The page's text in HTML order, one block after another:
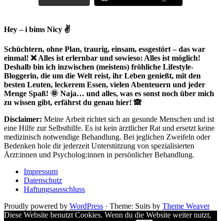
Hey – i bims Nicy ✌
Schüchtern, ohne Plan, traurig, einsam, essgestört – das war
einmal! ❌ Alles ist erlernbar und sowieso: Alles ist möglich!
Deshalb bin ich inzwischen (meistens) fröhliche Lifestyle-
Bloggerin, die um die Welt reist, ihr Leben genießt, mit den
besten Leuten, leckerem Essen, vielen Abenteuern und jeder
Menge Spaß! 🌞 Naja… und alles, was es sonst noch über mich
zu wissen gibt, erfährst du genau hier! 🙈
Disclaimer: Meine Arbeit richtet sich an gesunde Menschen und ist
eine Hilfe zur Selbsthilfe. Es ist kein ärztlicher Rat und ersetzt keine
medizinisch notwendige Behandlung. Bei jeglichen Zweifeln oder
Bedenken hole dir jederzeit Unterstützung von spezialisierten
Ärzt:innen und Psycholog:innen in persönlicher Behandlung.
Impressum
Datenschutz
Haftungsausschluss
Proudly powered by WordPress · Theme: Suits by Theme Weaver
Diese Website benutzt Cookies. Wenn du die Website weiter nutzt,